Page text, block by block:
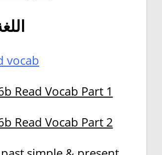
vocab
Read Vocab Part 1
Read Vocab Part 2